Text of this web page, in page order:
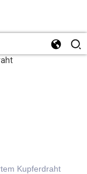
Kupferdraht